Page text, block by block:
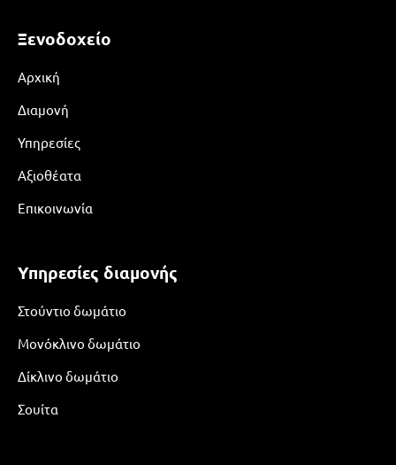
Ξενοδοχείο
Αρχική
Διαμονή
Υπηρεσίες
Αξιοθέατα
Επικοινωνία
Υπηρεσίες διαμονής
Στούντιο δωμάτιο
Μονόκλινο δωμάτιο
Δίκλινο δωμάτιο
Σουίτα